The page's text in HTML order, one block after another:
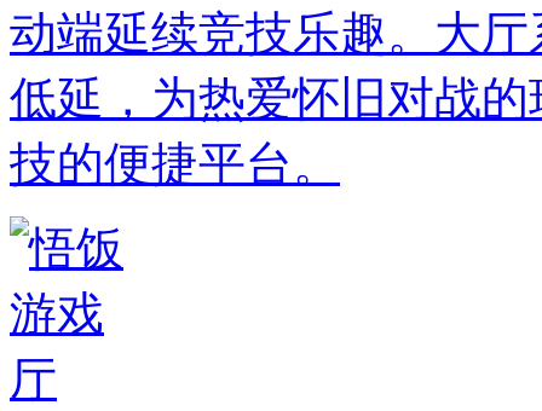
动端延续竞技乐趣。大
低延，为热爱怀旧对战
技的便捷平台。